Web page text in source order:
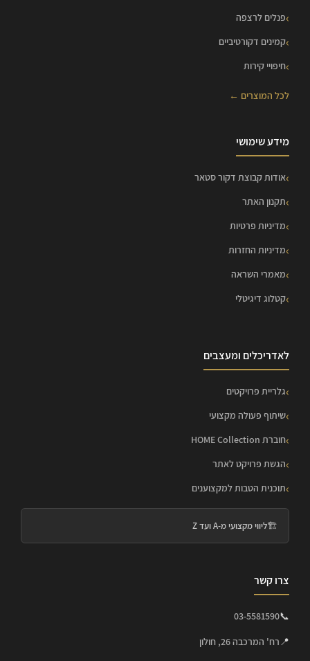
פנלים לרצפה
קמינים דקורטיביים
חיפויי קירות
לכל המוצרים ←
מידע שימושי
אודות קבוצת דקור סטאר
תקנון האתר
מדיניות פרטיות
מדיניות החזרות
מאמרי השראה
קטלוג דיגיטלי
לאדריכלים ומעצבים
גלריית פרויקטים
שיתוף פעולה מקצועי
חוברת HOME Collection
הגשת פרויקט לאתר
תוכנית הטבות למקצוענים
🏗️ליווי מקצועי מ-A ועד Z
צרו קשר
📞
03-5581590
📍 רח' המרכבה 26, חולון